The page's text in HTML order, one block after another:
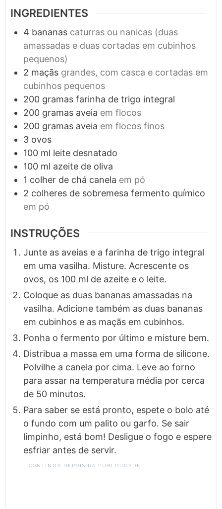
INGREDIENTES
4 bananas caturras ou nanicas (duas
amassadas e duas cortadas em cubinhos
pequenos)
2 maçãs grandes, com casca e cortadas em
cubinhos pequenos
200 gramas farinha de trigo integral
200 gramas aveia em flocos
200 gramas aveia em flocos finos
3 ovos
100 ml leite desnatado
100 ml azeite de oliva
1 colher de chá canela em pó
2 colheres de sobremesa fermento químico
em pó
INSTRUÇÕES
Junte as aveias e a farinha de trigo integral
em uma vasilha. Misture. Acrescente os
ovos, os 100 ml de azeite e o leite.
Coloque as duas bananas amassadas na
vasilha. Adicione também as duas bananas
em cubinhos e as maçãs em cubinhos.
Ponha o fermento por último e misture bem.
Distribua a massa em uma forma de silicone.
Polvilhe a canela por cima. Leve ao forno
para assar na temperatura média por cerca
de 50 minutos.
Para saber se está pronto, espete o bolo até
o fundo com um palito ou garfo. Se sair
limpinho, está bom! Desligue o fogo e espere
esfriar antes de servir.
CONTINUA DEPOIS DA PUBLICIDADE